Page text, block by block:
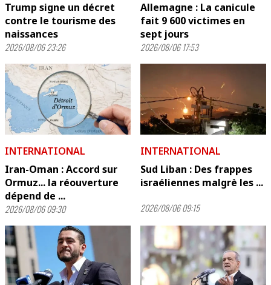
Trump signe un décret
contre le tourisme des
naissances
2026/08/06 23:26
Allemagne : La canicule
fait 9 600 victimes en
sept jours
2026/08/06 17:53
INTERNATIONAL
Iran-Oman : Accord sur
Ormuz... la réouverture
dépend de ...
2026/08/06 09:30
INTERNATIONAL
Sud Liban : Des frappes
israéliennes malgrè les ...
2026/08/06 09:15